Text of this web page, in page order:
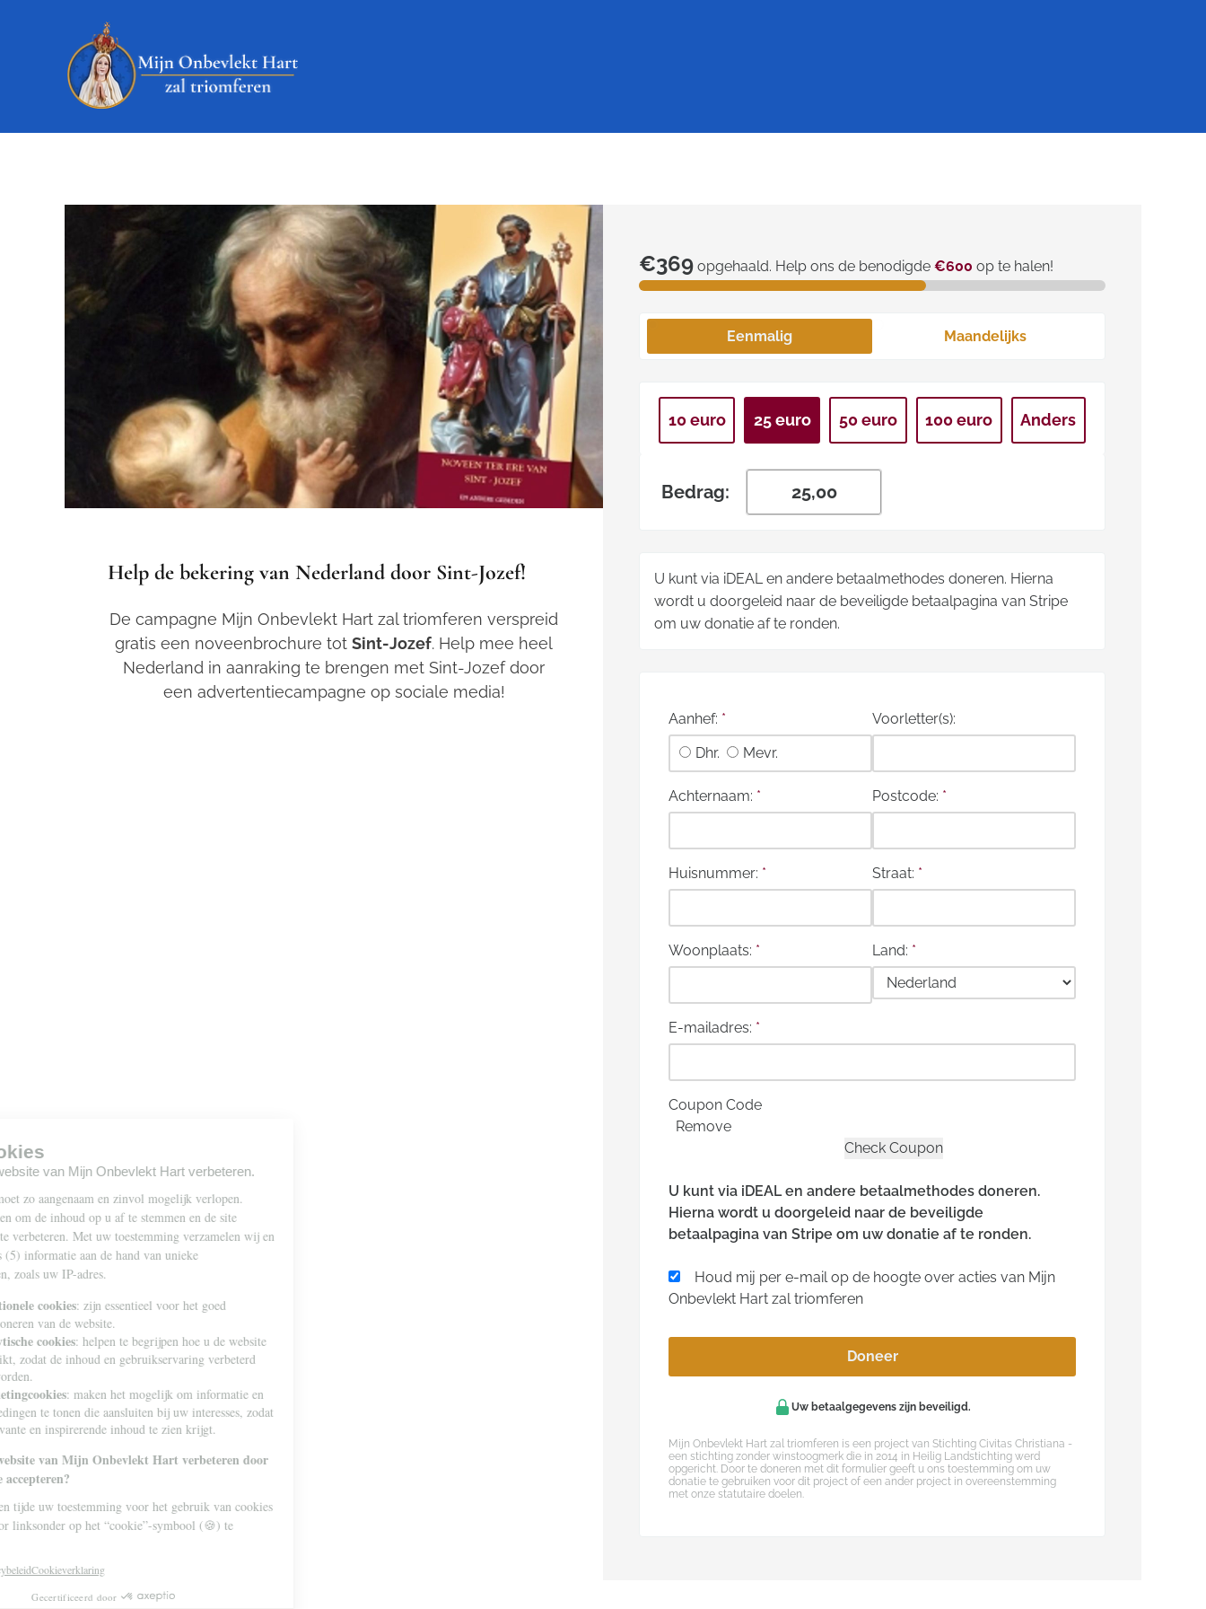
Help de bekering van Nederland door Sint-Jozef!
De campagne Mijn Onbevlekt Hart zal triomferen verspreid
gratis een noveenbrochure tot Sint-Jozef. Help mee heel
Nederland in aanraking te brengen met Sint-Jozef door
een advertentiecampagne op sociale media!
€369 opgehaald. Help ons de benodigde €600 op te halen!
Eenmalig Maandelijks
10 euro 25 euro 50 euro 100 euro Anders
Bedrag:
U kunt via iDEAL en andere betaalmethodes doneren. Hierna
wordt u doorgeleid naar de beveiligde betaalpagina van Stripe
om uw donatie af te ronden.
Aanhef: *
Dhr.
Mevr.
Voorletter(s):
Achternaam: * Postcode: *
Huisnummer: * Straat: *
Woonplaats: * Land: *
E-mailadres: *
Coupon Code
Remove
U kunt via iDEAL en andere betaalmethodes doneren.
Hierna wordt u doorgeleid naar de beveiligde
betaalpagina van Stripe om uw donatie af te ronden.
Houd mij per e-mail op de hoogte over acties van Mijn
Onbevlekt Hart zal triomferen
Doneer
Uw betaalgegevens zijn beveiligd.
Mijn Onbevlekt Hart zal triomferen is een project van Stichting Civitas Christiana -
een stichting zonder winstoogmerk die in 2014 in Heilig Landstichting werd
opgericht. Door te doneren met dit formulier geeft u ons toestemming om uw
donatie te gebruiken voor dit project of een ander project in overeenstemming
met onze statutaire doelen.